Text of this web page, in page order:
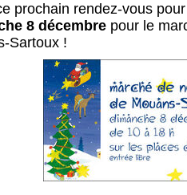
prochain rendez-vous
8 décembre pour le
Sartoux !